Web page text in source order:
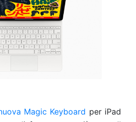
Magic Keyboard per iPad